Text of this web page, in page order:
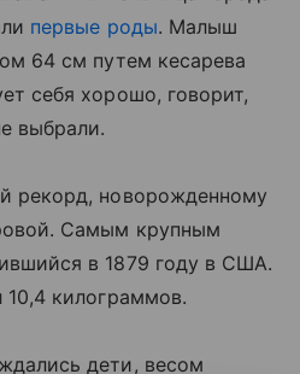
первые роды. Малыш
64 см путем кесарева
себя хорошо, говорит,
выбрали.
рекорд, новорожденному
Самым крупным
в 1879 году в США.
10,4 килограммов.
дети, весом